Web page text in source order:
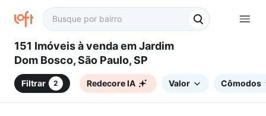
151 Imóveis à venda em Jardim
Dom Bosco, São Paulo, SP
Filtrar 2 Redecore IA Valor Cômodos